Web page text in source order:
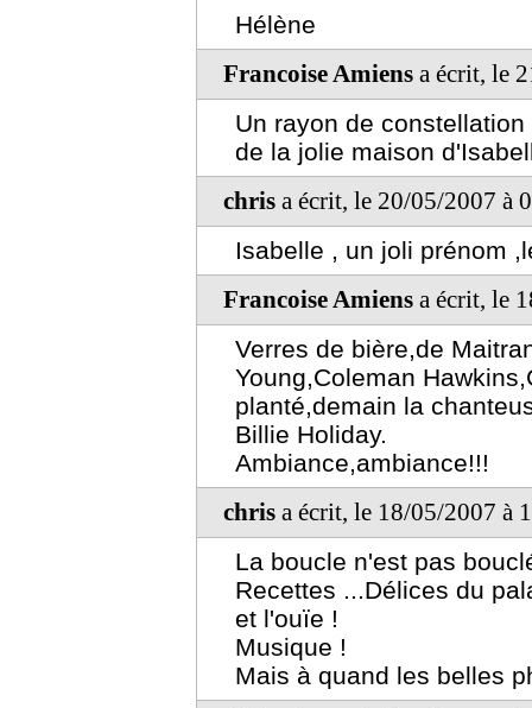
Hélène
Francoise Amiens a écrit, le
Un rayon de
de la jolie maison
chris a écrit, le 20/05/2007 à
Isabelle , un joli prénom
Francoise Amiens a écrit, le
Verres de bière,de
Young,Coleman
planté,demain la
Billie Holiday.
Ambiance,ambiance!!!
chris a écrit, le 18/05/2007 à
La boucle n'est pas
Recettes ...Délices du
et l'ouïe !
Musique !
Mais à quand les belles